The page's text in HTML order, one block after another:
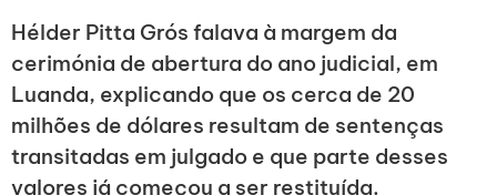
Hélder Pitta Grós falava à margem da
cerimónia de abertura do ano judicial, em
Luanda, explicando que os cerca de 20
milhões de dólares resultam de sentenças
transitadas em julgado e que parte desses
valores já começou a ser restituída.